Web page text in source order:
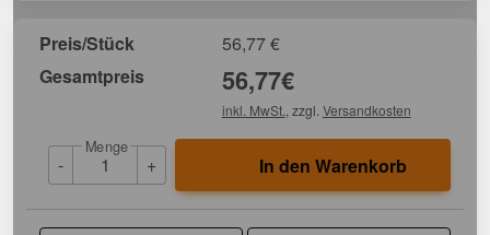
Preis/Stück 56,77€
Gesamtpreis
56,77€
inkl. MwSt. , zzgl. Versandkosten
-
Menge
+ In den Warenkorb